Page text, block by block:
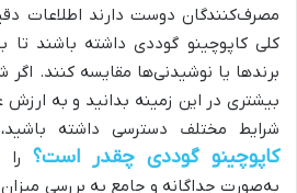
مصرف‌کنندگان دوست دارند اطلاعات
کلی کاپوچینو گوددی داشته باشند تا
برندها یا نوشیدنی‌ها مقایسه کنند.
بیشتری در این زمینه بدانید و به
شرایط مختلف دسترسی داشته
کاپوچینو گوددی چقدر است؟ را
به‌صورت جداگانه و جامع به بررسی میزان